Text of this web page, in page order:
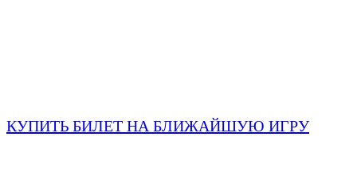
КУПИТЬ БИЛЕТ НА БЛИЖАЙШУЮ ИГРУ